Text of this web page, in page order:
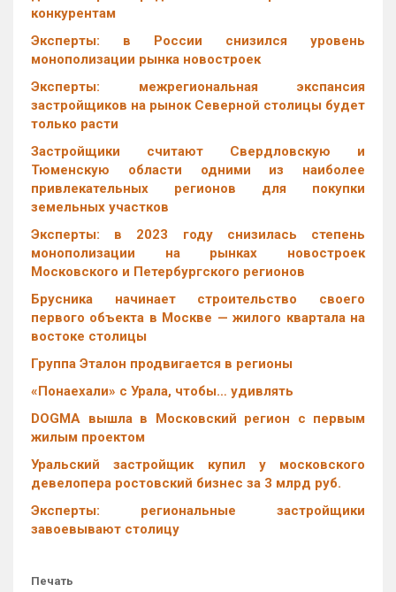
конкурентам
Эксперты: в России снизился уровень
монополизации рынка новостроек
Эксперты: межрегиональная экспансия
застройщиков на рынок Северной столицы будет
только расти
Застройщики считают Свердловскую и
Тюменскую области одними из наиболее
привлекательных регионов для покупки
земельных участков
Эксперты: в 2023 году снизилась степень
монополизации на рынках новостроек
Московского и Петербургского регионов
Брусника начинает строительство своего
первого объекта в Москве — жилого квартала на
востоке столицы
Группа Эталон продвигается в регионы
«Понаехали» с Урала, чтобы… удивлять
DOGMA вышла в Московский регион с первым
жилым проектом
Уральский застройщик купил у московского
девелопера ростовский бизнес за 3 млрд руб.
Эксперты: региональные застройщики
завоевывают столицу
Печать